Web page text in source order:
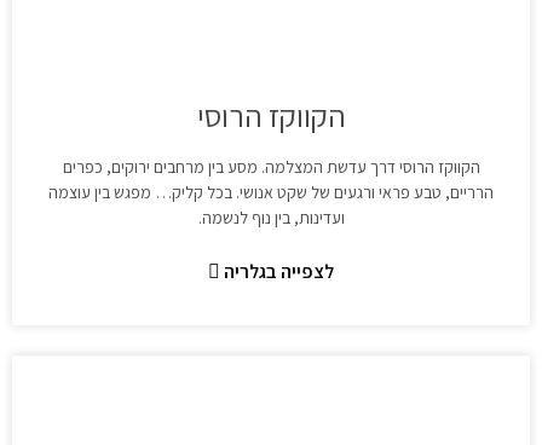
הקווקז הרוסי
הקווקז הרוסי דרך עדשת המצלמה. מסע בין מרחבים ירוקים, כפרים
הרריים, טבע פראי ורגעים של שקט אנושי. בכל קליק… מפגש בין עוצמה
ועדינות, בין נוף לנשמה.
לצפייה בגלריה